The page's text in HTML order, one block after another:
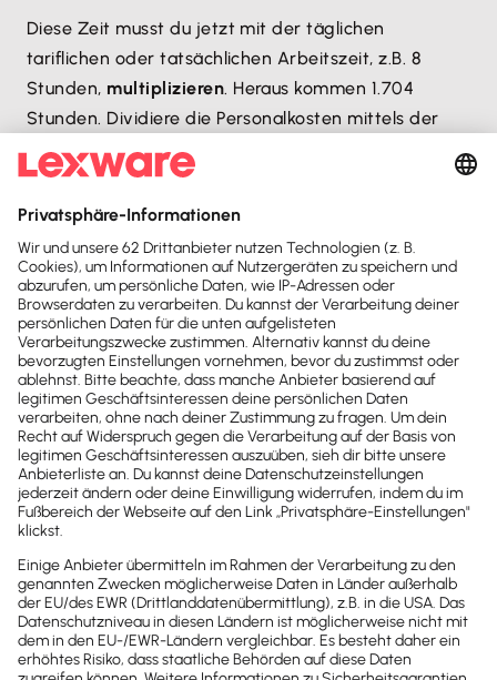
Diese Zeit musst du jetzt mit der täglichen
tariflichen oder tatsächlichen Arbeitszeit, z.B. 8
Stunden, multiplizieren. Heraus kommen 1.704
Stunden. Dividiere die Personalkosten mittels der
genannten Formel jetzt durch diese Arbeitszeit,
erhältst du einen Stundensatz von 45,77 Euro für
den Mitarbeiter.
Die Praxis zeigt aber, dass Mitarbeiter nicht immer
bzw. ausschließlich produktiv arbeiten können. Oft
müssen sie administrative Dinge erledigen oder
Sachen bearbeiten, die sie daran hindern, sich
vollständig auf ihre eigentliche Arbeit zu
konzentrieren. Auch eine schlechte
Arbeitsorganisation kann dazu beitragen, dass
Mitarbeiter nicht durchgängig produktiv arbeiten
können. Angenommen, der unproduktive Anteil liegt
bei 15%, so kann der Mitarbeiter nicht 1.704, sondern
nur 1.449 Stunden (gerundet) arbeiten. Dann
erhöhen sich die Stundenkosten auf 53,83 Euro.
Tipp